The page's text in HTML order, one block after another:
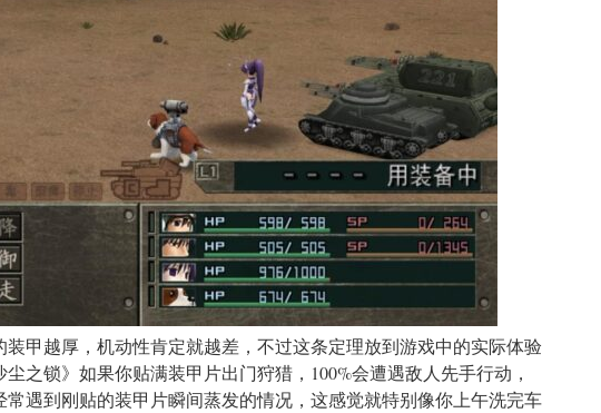
甲越厚，机动性肯定就越差，不过这条定理放到游戏中的实际体验
之锁》如果你贴满装甲片出门狩猎，100%会遭遇敌人先手行动，
遇到刚贴的装甲片瞬间蒸发的情况，这感觉就特别像你上午洗完车